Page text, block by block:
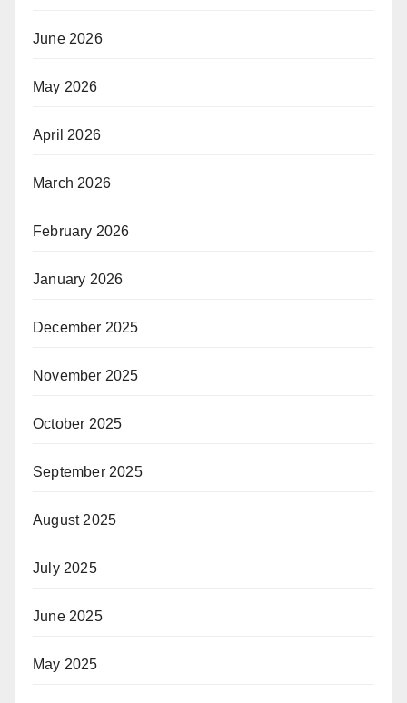
June 2026
May 2026
April 2026
March 2026
February 2026
January 2026
December 2025
November 2025
October 2025
September 2025
August 2025
July 2025
June 2025
May 2025